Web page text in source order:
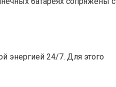
энергией 24/7. Для этого